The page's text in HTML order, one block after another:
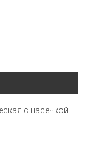
с насечкой